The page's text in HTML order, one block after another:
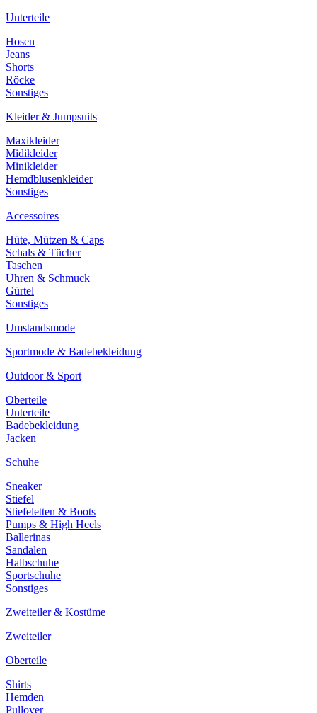
Unterteile
Hosen
Jeans
Shorts
Röcke
Sonstiges
Kleider & Jumpsuits
Maxikleider
Midikleider
Minikleider
Hemdblusenkleider
Sonstiges
Accessoires
Hüte, Mützen & Caps
Schals & Tücher
Taschen
Uhren & Schmuck
Gürtel
Sonstiges
Umstandsmode
Sportmode & Badebekleidung
Outdoor & Sport
Oberteile
Unterteile
Badebekleidung
Jacken
Schuhe
Sneaker
Stiefel
Stiefeletten & Boots
Pumps & High Heels
Ballerinas
Sandalen
Halbschuhe
Sportschuhe
Sonstiges
Zweiteiler & Kostüme
Zweiteiler
Oberteile
Shirts
Hemden
Pullover